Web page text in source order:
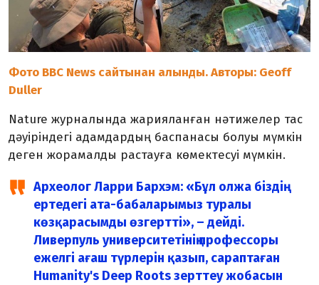
Фото BBC News сайтынан алынды. Авторы: Geoff
Duller
Nature журналында жарияланған нәтижелер тас
дәуіріндегі адамдардың баспанасы болуы мүмкін
деген жорамалды растауға көмектесуі мүмкін.
Археолог Ларри Бархэм: «Бұл олжа біздің
ертедегі ата-бабаларымыз туралы
көзқарасымды өзгертті», – дейді.
Ливерпуль университетінің профессоры
ежелгі ағаш түрлерін қазып, сараптаған
Humanity's Deep Roots зерттеу жобасын